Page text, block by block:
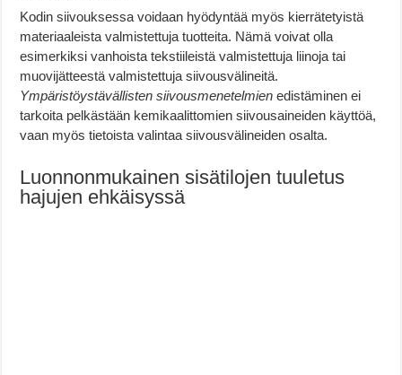
Kodin siivouksessa voidaan hyödyntää myös kierrätetyistä
materiaaleista valmistettuja tuotteita. Nämä voivat olla
esimerkiksi vanhoista tekstiileistä valmistettuja liinoja tai
muovijätteestä valmistettuja siivousvälineitä.
Ympäristöystävällisten siivousmenetelmien edistäminen ei
tarkoita pelkästään kemikaalittomien siivousaineiden käyttöä,
vaan myös tietoista valintaa siivousvälineiden osalta.
Luonnonmukainen sisätilojen tuuletus
hajujen ehkäisyssä